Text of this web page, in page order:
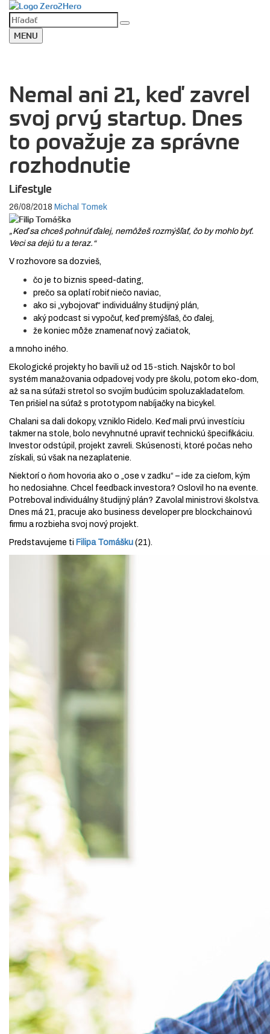
MENU
Nemal ani 21, keď zavrel
svoj prvý startup. Dnes
to považuje za správne
rozhodnutie
Lifestyle
26/08/2018 Michal Tomek
„Keď sa chceš pohnúť ďalej, nemôžeš rozmýšľať, čo by mohlo byť.
Veci sa dejú tu a teraz.“
V rozhovore sa dozvieš,
čo je to biznis speed-dating,
prečo sa oplatí robiť niečo naviac,
ako si „vybojovať“ individuálny študijný plán,
aký podcast si vypočuť, keď premýšľaš, čo ďalej,
že koniec môže znamenať nový začiatok,
a mnoho iného.
Ekologické projekty ho bavili už od 15-stich. Najskôr to bol
systém manažovania odpadovej vody pre školu, potom eko-dom,
až sa na súťaži stretol so svojím budúcim spoluzakladateľom.
Ten prišiel na súťaž s prototypom nabíjačky na bicykel.
Chalani sa dali dokopy, vzniklo Ridelo. Keď mali prvú investíciu
takmer na stole, bolo nevyhnutné upraviť technickú špecifikáciu.
Investor odstúpil, projekt zavreli. Skúsenosti, ktoré počas neho
získali, sú však na nezaplatenie.
Niektorí o ňom hovoria ako o „ose v zadku“ – ide za cieľom, kým
ho nedosiahne. Chcel feedback investora? Oslovil ho na evente.
Potreboval individuálny študijný plán? Zavolal ministrovi školstva.
Dnes má 21, pracuje ako business developer pre blockchainovú
firmu a rozbieha svoj nový projekt.
Predstavujeme ti Filipa Tomášku (21).